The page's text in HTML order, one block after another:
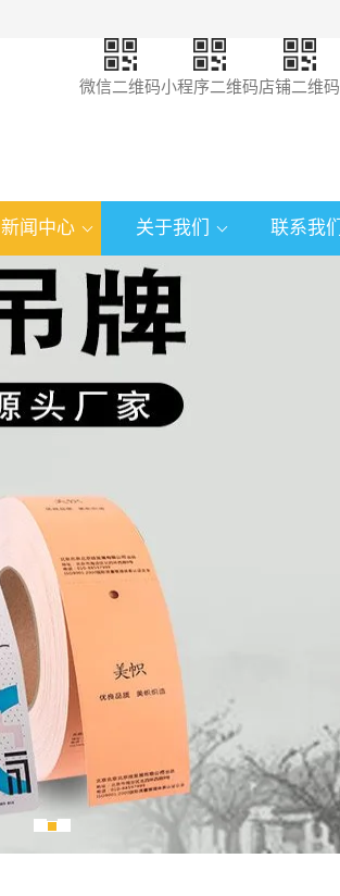
微信二维码小程序二维码店铺二维码
新闻中心 关于我们 联系我们